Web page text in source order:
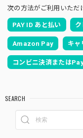
次の方法がご利用いただ
PAY ID あと払い
Amazon Pay キャ
コンビニ決済または
SEARCH